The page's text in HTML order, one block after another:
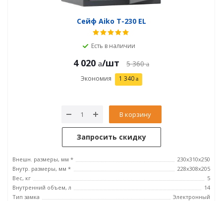
Сейф Aiko T-230 EL
Есть в наличии
4 020 /шт 5 360
Экономия 1 340
В корзину
Запросить скидку
Внешн. размеры, мм *
230x310x250
Внутр. размеры, мм *
228x308x205
Вес, кг
5
Внутренний объем, л
14
Тип замка
Электронный